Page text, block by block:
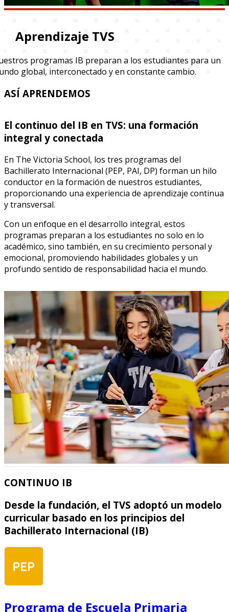
Aprendizaje TVS
programas IB preparan a los estudiantes para un
global, interconectado y en constante cambio.
ASÍ APRENDEMOS
El continuo del IB en TVS: una formación
integral y conectada
En The Victoria School, los tres programas del
Bachillerato Internacional (PEP, PAI, DP) forman un hilo
conductor en la formación de nuestros estudiantes,
proporcionando una experiencia de aprendizaje continua
y transversal.
Con un enfoque en el desarrollo integral, estos
programas preparan a los estudiantes no solo en lo
académico, sino también, en su crecimiento personal y
emocional, promoviendo habilidades globales y un
profundo sentido de responsabilidad hacia el mundo.
CONTINUO IB
Desde la fundación, el TVS adoptó un modelo
curricular basado en los principios del
Bachillerato Internacional (IB)
Programa de Escuela Primaria